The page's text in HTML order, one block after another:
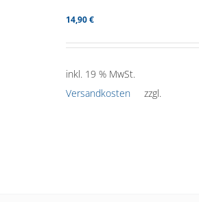
14,90€
inkl. 19 % MwSt.
zzgl.
Versandkosten